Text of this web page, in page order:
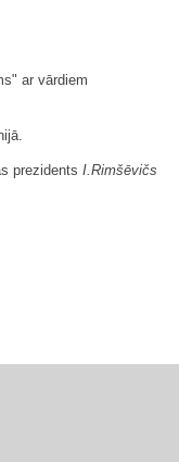
ar vārdiem
prezidents I.Rimšēvičs